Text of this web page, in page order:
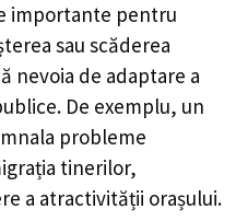
importante pentru
sau scăderea
nevoia de adaptare a
De exemplu, un
probleme
tinerilor,
a atractivității orașului.